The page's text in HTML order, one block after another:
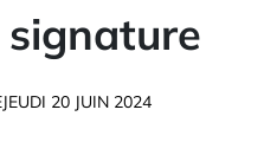
JEUDI 20 JUIN 2024